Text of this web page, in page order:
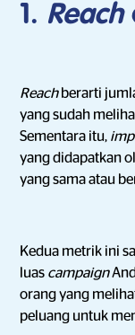
1. Reach
Reach berarti
yang sudah
Sementara itu,
yang didapatkan
yang sama atau
Kedua metrik ini
luas campaign
orang yang
peluang untuk